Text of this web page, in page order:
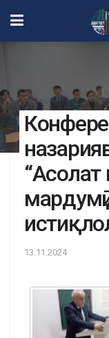
“Асолат
13.11.2024